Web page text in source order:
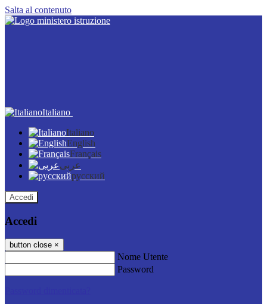
Salta al contenuto
Italiano
Italiano
English
Français
عربى
русский
Accedi
Accedi
button close ×
Nome Utente
Password